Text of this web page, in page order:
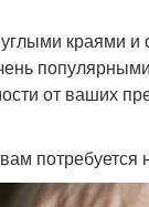
краями
от ваших
потребуется